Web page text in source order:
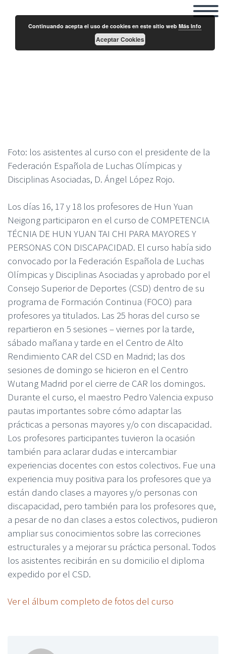
Curso de Competencia Técnica del Consejo
Foto: los asistentes al curso con el presidente de la
Federación Española de Luchas Olímpicas y
Disciplinas Asociadas, D. Ángel López Rojo.
Los días 16, 17 y 18 los profesores de Hun Yuan
Neigong participaron en el curso de COMPETENCIA
TÉCNIA DE HUN YUAN TAI CHI PARA MAYORES Y
PERSONAS CON DISCAPACIDAD. El curso había sido
convocado por la Federación Española de Luchas
Olímpicas y Disciplinas Asociadas y aprobado por el
Consejo Superior de Deportes (CSD) dentro de su
programa de Formación Continua (FOCO) para
profesores ya titulados. Las 25 horas del curso se
repartieron en 5 sesiones – viernes por la tarde,
sábado mañana y tarde en el Centro de Alto
Rendimiento CAR del CSD en Madrid; las dos
sesiones de domingo se hicieron en el Centro
Wutang Madrid por el cierre de CAR los domingos.
Durante el curso, el maestro Pedro Valencia expuso
pautas importantes sobre cómo adaptar las
prácticas a personas mayores y/o con discapacidad.
Los profesores participantes tuvieron la ocasión
también para aclarar dudas e intercambiar
experiencias docentes con estos colectivos. Fue una
experiencia muy positiva para los profesores que ya
están dando clases a mayores y/o personas con
discapacidad, pero también para los profesores que,
a pesar de no dan clases a estos colectivos, pudieron
ampliar sus conocimientos sobre las correciones
estructurales y a mejorar su práctica personal. Todos
los asistentes recibirán en su domicilio el diploma
expedido por el CSD.
Ver el álbum completo de fotos del curso
Continuando acepta el uso de cookies en este sitio webMás Info
Aceptar Cookies